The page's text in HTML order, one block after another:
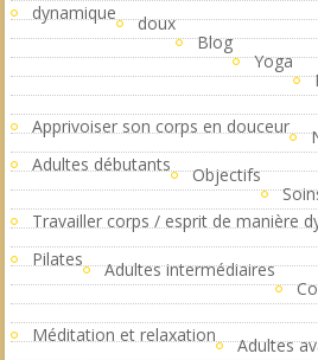
dynamique
doux
Blog
Yoga
Apprivoiser son corps en douceur
Adultes débutants
Objectifs
Travailler corps / esprit de manière
Pilates
Adultes intermédiaires
Méditation et relaxation
Adultes